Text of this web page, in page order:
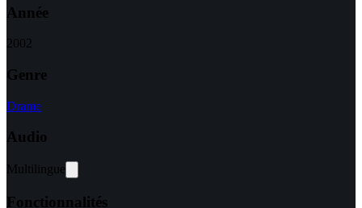
Année
2002
Genre
Drame
Audio
Multilingue
Fonctionnalités